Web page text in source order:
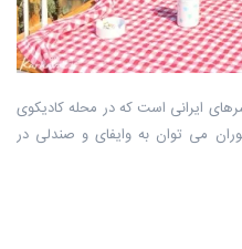
ایرانی است که در محله کادیکوی
می توان به وایفای و صندلی در